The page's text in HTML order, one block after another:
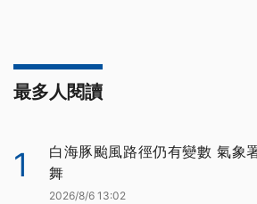
最多人閱讀
1
白海豚颱風路徑仍有變數 氣象
舞
2026/8/6 13:02